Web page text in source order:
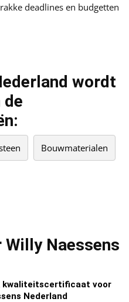
deadlines en budgetten
wordt
de
Bouwmaterialen
Willy Naessens
kwaliteitscertificaat voor
Nederland